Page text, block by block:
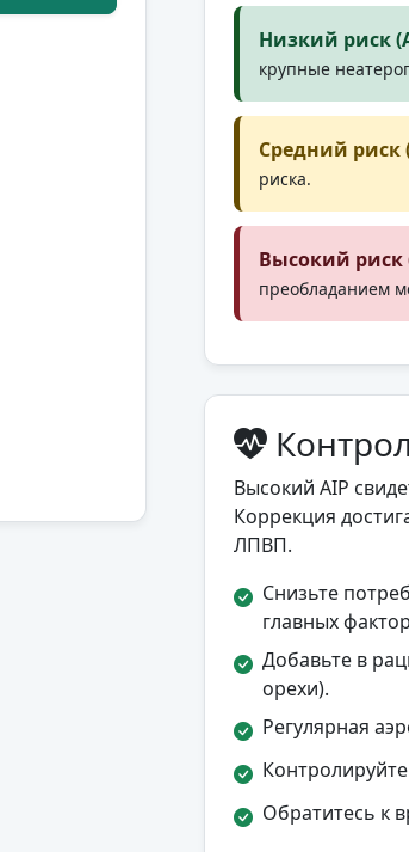
Низкий риск
крупные
Средний риск
риска.
Высокий риск
преобладанием
Высокий AIP
Коррекция
ЛПВП.
Снизьте
главных
Добавьте в
орехи).
Регулярная
Обратитесь к